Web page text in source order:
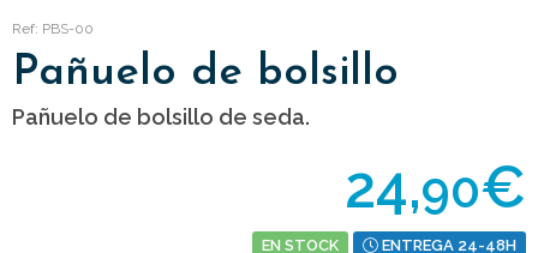
Ref: PBS-00
Pañuelo de bolsillo
Pañuelo de bolsillo de seda.
24,90€
EN STOCK ENTREGA 24-48H